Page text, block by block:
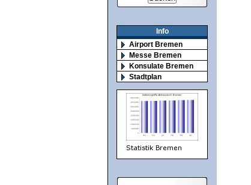
Info
Airport Bremen
Messe Bremen
Konsulate Bremen
Stadtplan